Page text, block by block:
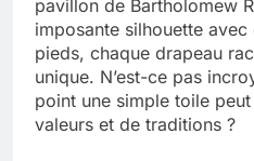
pavillon de Bartholomew
imposante silhouette
pieds, chaque drapeau
unique. N’est-ce pas
point une simple toile
valeurs et de traditions ?